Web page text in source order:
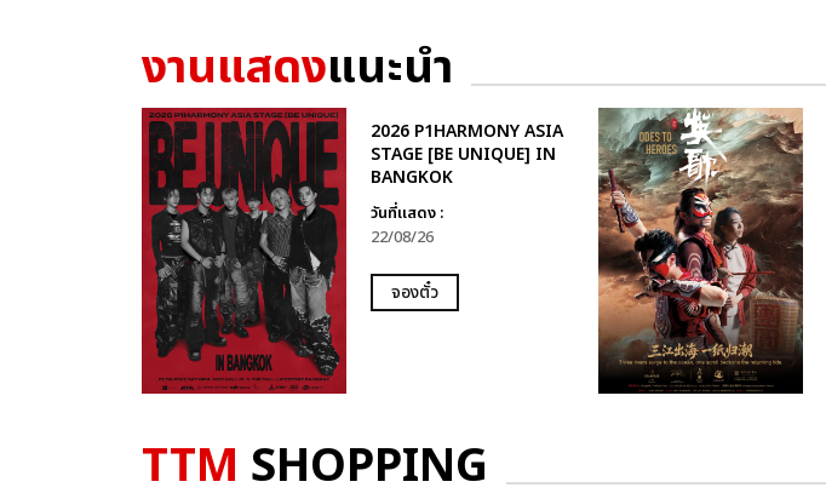
งานแสดงแนะนำ
2026 P1HARMONY ASIA
STAGE [BE UNIQUE] IN
BANGKOK
วันที่แสดง :
22/08/26
จองตั๋ว
TTM SHOPPING